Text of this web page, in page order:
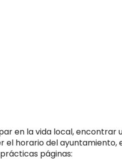
en la vida local, encontrar
el horario del
páginas: